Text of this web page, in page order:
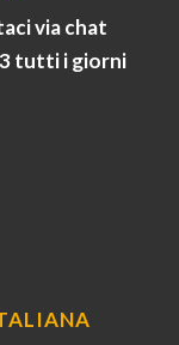
via chat
tutti i giorni